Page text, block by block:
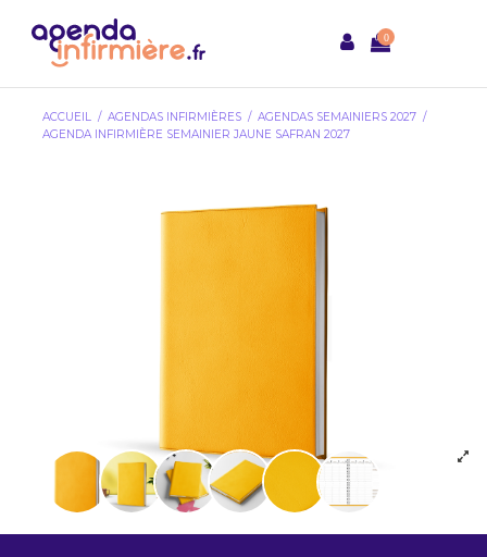
0
ACCUEIL AGENDAS INFIRMIÈRES
AGENDAS SEMAINIERS 2027
AGENDA INFIRMIÈRE SEMAINIER JAUNE SAFRAN 2027